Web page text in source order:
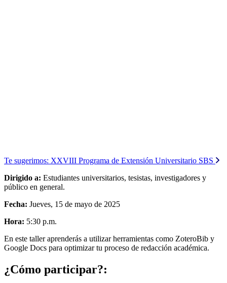
Te sugerimos: XXVIII Programa de Extensión Universitario SBS
Dirigido a: Estudiantes universitarios, tesistas, investigadores y
público en general.
Fecha: Jueves, 15 de mayo de 2025
Hora: 5:30 p.m.
En este taller aprenderás a utilizar herramientas como ZoteroBib y
Google Docs para optimizar tu proceso de redacción académica.
¿Cómo participar?: